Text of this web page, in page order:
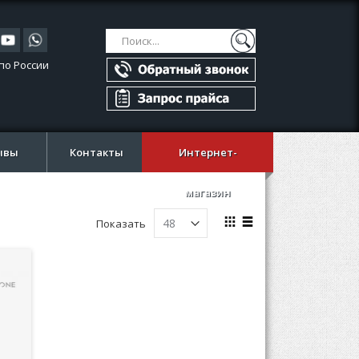
Поиск
Поиск
России
Контакты Интернет-
магазин
Вид
Показать